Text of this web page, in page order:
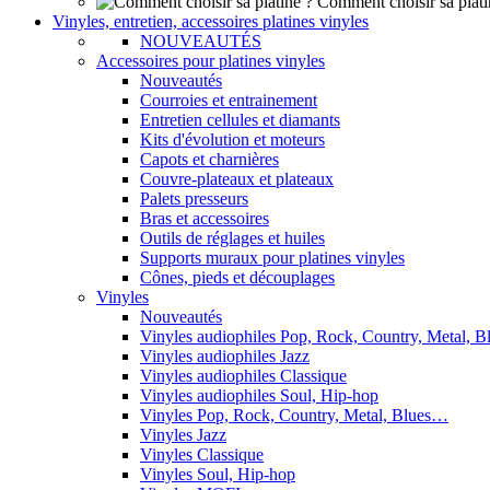
Vinyles, entretien, accessoires platines vinyles
NOUVEAUTÉS
Accessoires pour platines vinyles
Nouveautés
Courroies et entrainement
Entretien cellules et diamants
Kits d'évolution et moteurs
Capots et charnières
Couvre-plateaux et plateaux
Palets presseurs
Bras et accessoires
Outils de réglages et huiles
Supports muraux pour platines vinyles
Cônes, pieds et découplages
Vinyles
Nouveautés
Vinyles audiophiles Pop, Rock, Country, Metal,
Vinyles audiophiles Jazz
Vinyles audiophiles Classique
Vinyles audiophiles Soul, Hip-hop
Vinyles Pop, Rock, Country, Metal, Blues…
Vinyles Jazz
Vinyles Classique
Vinyles Soul, Hip-hop